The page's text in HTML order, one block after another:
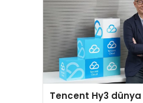
Tencent Hy3